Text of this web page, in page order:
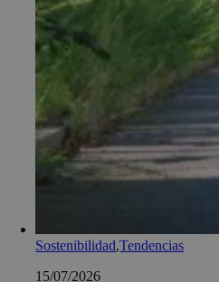
Sostenibilidad,Tendencias
15/07/2026